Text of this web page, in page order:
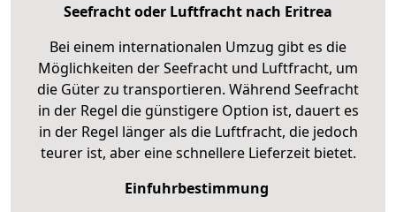
Seefracht oder Luftfracht nach Eritrea
Bei einem internationalen Umzug gibt es die
Möglichkeiten der Seefracht und Luftfracht, um
die Güter zu transportieren. Während Seefracht
in der Regel die günstigere Option ist, dauert es
in der Regel länger als die Luftfracht, die jedoch
teurer ist, aber eine schnellere Lieferzeit bietet.
Einfuhrbestimmung